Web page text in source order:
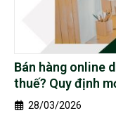
Bán hàng online
thuế? Quy định
28/03/2026